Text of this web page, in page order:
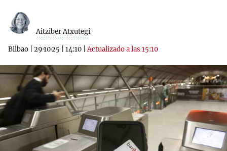
Aitziber Atxutegi
Bilbao 29·10·25 14:10 |Actualizado a las 15:10